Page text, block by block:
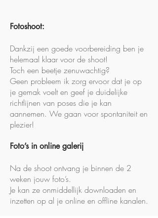
Fotoshoot:
Dankzij een goede voorbereiding ben je
helemaal klaar voor de shoot!
Toch een beetje zenuwachtig?
Geen probleem ik zorg ervoor dat je op
je gemak voelt en geef je duidelijke
richtlijnen van poses die je kan
aannemen. We gaan voor spontaniteit en
plezier!
Foto’s in online galerij
Na de shoot ontvang je binnen de 2
weken jouw foto’s.
Je kan ze onmiddellijk downloaden en
inzetten op al je online en offline kanalen.